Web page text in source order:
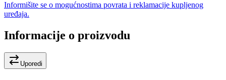
Informišite se o mogućnostima povrata i reklamacije kupljenog
uređaja.
Informacije o proizvodu
Uporedi